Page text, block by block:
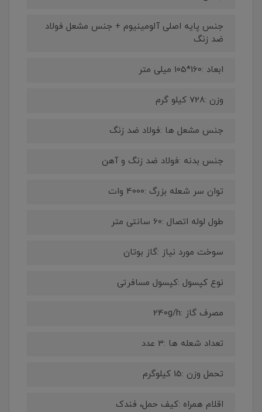
جنس پایه اصلی آلومینیوم + جنس مشعل فولاد
ضد زنگ
ابعاد :160*105 میلی متر
وزن :728 کیلو گرم
جنس مشعل ها :فولاد ضد زنگ
جنس بدنه :فولاد ضد زنگ و آهن
توان سر شعله بزرگ :4000 وات
طول لوله اتصال :60 سانتی متر
سوخت مورد نیاز :گاز بوتان
نوع کپسول :کپسول مسافرتی
مصرف گاز :240g/h
تعداد شعله ها :3 عدد
تحمل وزن :15 کیلوگرم
اقلام همراه :کیف حمل، فندک